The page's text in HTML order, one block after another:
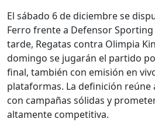
El sábado 6 de diciembre se
Ferro frente a Defensor Sporting
tarde, Regatas contra Olimpia
domingo se jugarán el partido
final, también con emisión en
plataformas. La definición reúne
con campañas sólidas y
altamente competitiva.